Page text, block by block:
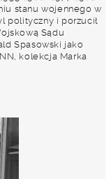
stanu wojennego w
polityczny i porzucił
Sądu
Spasowski jako
kolekcja Marka